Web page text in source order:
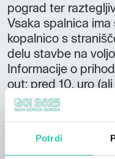
Potrdi
pograd ter
Vsaka spalnica ima
kopalnico s
delu stavbe na
Informacije o
out: pred 10. uro
Hiša Kranjc se
slikovite in mirne
prostor pod